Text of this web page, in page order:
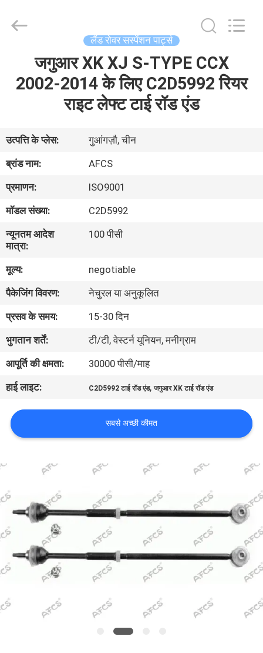
वीडियो
बारे
में
कारखाने
का
दौरा
गुणवत्ता
नियंत्रण
हमसे
संपर्क
करें
समाचार
उद्धरण
मांगें
साइटमैप
गोपनीयता
PARTS
लैंड रोवर सस्पेंशन पार्ट्स
जगुआर XK XJ S-TYPE CCX
2002-2014 के लिए C2D5992 रियर
राइट लेफ्ट टाई रॉड एंड
उत्पत्ति के प्लेस:
गुआंगज़ौ, चीन
ब्रांड नाम:
AFCS
प्रमाणन:
ISO9001
मॉडल संख्या:
C2D5992
न्यूनतम आदेश
मात्रा:
100 पीसी
मूल्य:
negotiable
पैकेजिंग विवरण:
नेचुरल या अनुकूलित
प्रसव के समय:
15-30 दिन
भुगतान शर्तें:
टी/टी, वेस्टर्न यूनियन, मनीग्राम
आपूर्ति की क्षमता:
30000 पीसी/माह
हाई लाइट:
C2D5992 टाई रॉड एंड,जगुआर XK टाई रॉड एंड
सबसे अच्छी कीमत